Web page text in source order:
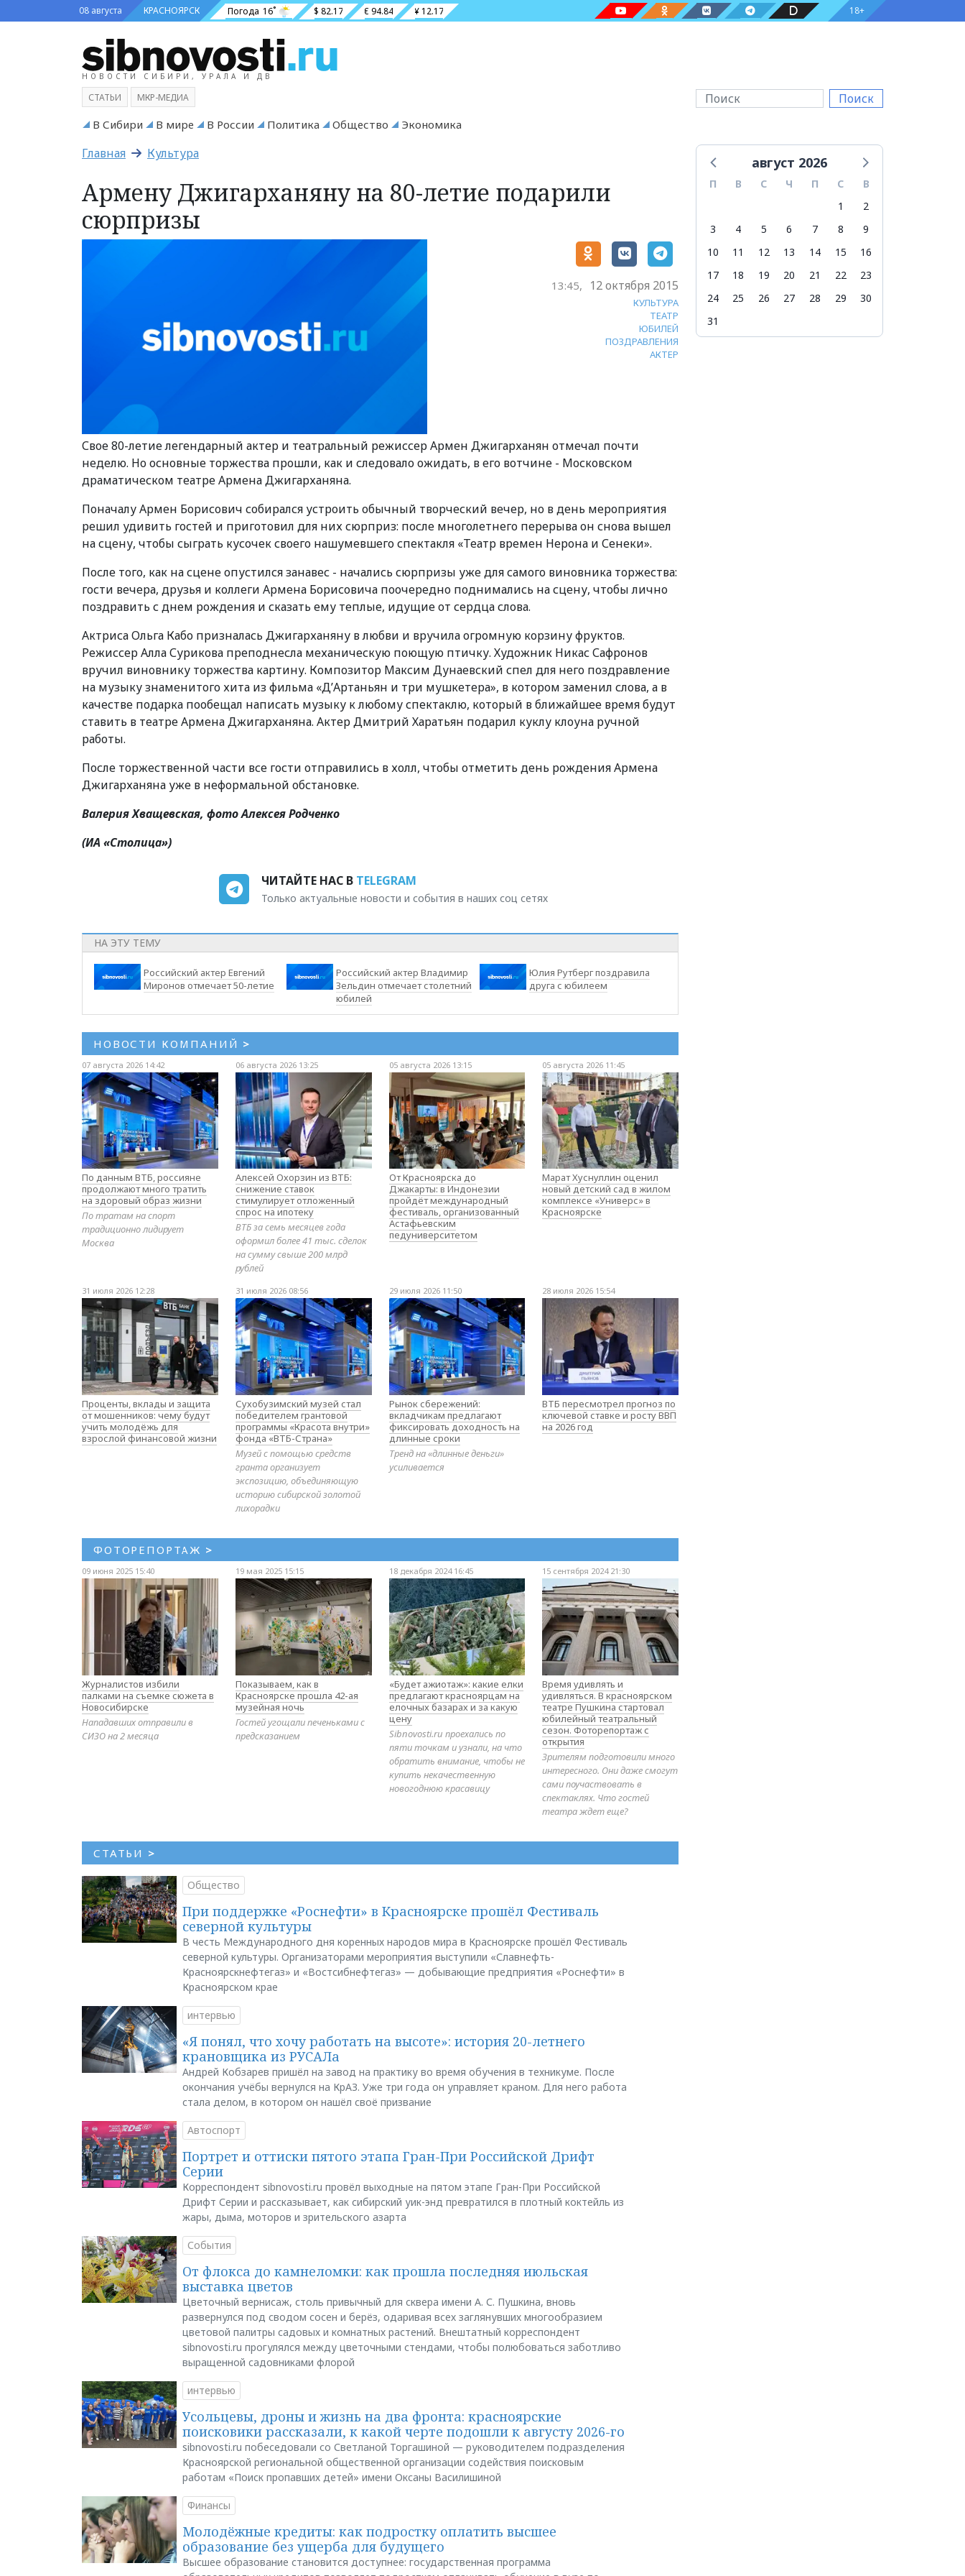
08 августа КРАСНОЯРСК Погода 16˚ $ 82.17 € 94.84 ¥ 12.17 18+
НОВОСТИ СИБИРИ, УРАЛА И ДВ
Поиск
СТАТЬИ МКР-МЕДИА
В Сибири В мире В России Политика Общество Экономика
Главная Культура
Армену Джигарханяну на 80-летие подарили
сюрпризы
13:45, 12 октября 2015
КУЛЬТУРА
ТЕАТР
ЮБИЛЕЙ
ПОЗДРАВЛЕНИЯ
АКТЕР
Свое 80-летие легендарный актер и театральный режиссер Армен Джигарханян отмечал почти
неделю. Но основные торжества прошли, как и следовало ожидать, в его вотчине - Московском
драматическом театре Армена Джигарханяна.
Поначалу Армен Борисович собирался устроить обычный творческий вечер, но в день мероприятия
решил удивить гостей и приготовил для них сюрприз: после многолетнего перерыва он снова вышел
на сцену, чтобы сыграть кусочек своего нашумевшего спектакля «Театр времен Нерона и Сенеки».
После того, как на сцене опустился занавес - начались сюрпризы уже для самого виновника торжества:
гости вечера, друзья и коллеги Армена Борисовича поочередно поднимались на сцену, чтобы лично
поздравить с днем рождения и сказать ему теплые, идущие от сердца слова.
Актриса Ольга Кабо призналась Джигарханяну в любви и вручила огромную корзину фруктов.
Режиссер Алла Сурикова преподнесла механическую поющую птичку. Художник Никас Сафронов
вручил виновнику торжества картину. Композитор Максим Дунаевский спел для него поздравление
на музыку знаменитого хита из фильма «Д’Артаньян и три мушкетера», в котором заменил слова, а в
качестве подарка пообещал написать музыку к любому спектаклю, который в ближайшее время будут
ставить в театре Армена Джигарханяна. Актер Дмитрий Харатьян подарил куклу клоуна ручной
работы.
После торжественной части все гости отправились в холл, чтобы отметить день рождения Армена
Джигарханяна уже в неформальной обстановке.
Валерия Хващевская, фото Алексея Родченко
(ИА «Столица»)
ЧИТАЙТЕ НАС В TELEGRAM
Только актуальные новости и события в наших соц сетях
НА ЭТУ ТЕМУ
Российский актер Евгений
Миронов отмечает 50-летие
Российский актер Владимир
Зельдин отмечает столетний
юбилей
Юлия Рутберг поздравила
друга с юбилеем
НОВОСТИ КОМПАНИЙ >
07 августа 2026 14:42
По данным ВТБ, россияне
продолжают много тратить
на здоровый образ жизни
По тратам на спорт
традиционно лидирует
Москва
06 августа 2026 13:25
Алексей Охорзин из ВТБ:
снижение ставок
стимулирует отложенный
спрос на ипотеку
ВТБ за семь месяцев года
оформил более 41 тыс. сделок
на сумму свыше 200 млрд
рублей
05 августа 2026 13:15
От Красноярска до
Джакарты: в Индонезии
пройдёт международный
фестиваль, организованный
Астафьевским
педуниверситетом
05 августа 2026 11:45
Марат Хуснуллин оценил
новый детский сад в жилом
комплексе «Универс» в
Красноярске
31 июля 2026 12:28
Проценты, вклады и защита
от мошенников: чему будут
учить молодёжь для
взрослой финансовой жизни
31 июля 2026 08:56
Сухобузимский музей стал
победителем грантовой
программы «Красота внутри»
фонда «ВТБ-Страна»
Музей с помощью средств
гранта организует
экспозицию, объединяющую
историю сибирской золотой
лихорадки
29 июля 2026 11:50
Рынок сбережений:
вкладчикам предлагают
фиксировать доходность на
длинные сроки
Тренд на «длинные деньги»
усиливается
28 июля 2026 15:54
ВТБ пересмотрел прогноз по
ключевой ставке и росту ВВП
на 2026 год
ФОТОРЕПОРТАЖ >
09 июня 2025 15:40
Журналистов избили
палками на съемке сюжета в
Новосибирске
Нападавших отправили в
СИЗО на 2 месяца
19 мая 2025 15:15
Показываем, как в
Красноярске прошла 42-ая
музейная ночь
Гостей угощали печеньками с
предсказанием
18 декабря 2024 16:45
«Будет ажиотаж»: какие елки
предлагают красноярцам на
елочных базарах и за какую
цену
Sibnovosti.ru проехались по
пяти точкам и узнали, на что
обратить внимание, чтобы не
купить некачественную
новогоднюю красавицу
15 сентября 2024 21:30
Время удивлять и
удивляться. В красноярском
театре Пушкина стартовал
юбилейный театральный
сезон. Фоторепортаж с
открытия
Зрителям подготовили много
интересного. Они даже смогут
сами поучаствовать в
спектаклях. Что гостей
театра ждет еще?
СТАТЬИ >
Общество
При поддержке «Роснефти» в Красноярске прошёл Фестиваль
северной культуры
В честь Международного дня коренных народов мира в Красноярске прошёл Фестиваль
северной культуры. Организаторами мероприятия выступили «Славнефть-
Красноярскнефтегаз» и «Востсибнефтегаз» — добывающие предприятия «Роснефти» в
Красноярском крае
интервью
«Я понял, что хочу работать на высоте»: история 20-летнего
крановщика из РУСАЛа
Андрей Кобзарев пришёл на завод на практику во время обучения в техникуме. После
окончания учёбы вернулся на КрАЗ. Уже три года он управляет краном. Для него работа
стала делом, в котором он нашёл своё призвание
Автоспорт
Портрет и оттиски пятого этапа Гран-При Российской Дрифт
Серии
Корреспондент sibnovosti.ru провёл выходные на пятом этапе Гран-При Российской
Дрифт Серии и рассказывает, как сибирский уик-энд превратился в плотный коктейль из
жары, дыма, моторов и зрительского азарта
События
От флокса до камнеломки: как прошла последняя июльская
выставка цветов
Цветочный вернисаж, столь привычный для сквера имени А. С. Пушкина, вновь
развернулся под сводом сосен и берёз, одаривая всех заглянувших многообразием
цветовой палитры садовых и комнатных растений. Внештатный корреспондент
sibnovosti.ru прогулялся между цветочными стендами, чтобы полюбоваться заботливо
выращенной садовниками флорой
интервью
Усольцевы, дроны и жизнь на два фронта: красноярские
поисковики рассказали, к какой черте подошли к августу 2026-го
sibnovosti.ru побеседовали со Светланой Торгашиной — руководителем подразделения
Красноярской региональной общественной организации содействия поисковым
работам «Поиск пропавших детей» имени Оксаны Василишиной
Финансы
Молодёжные кредиты: как подростку оплатить высшее
образование без ущерба для будущего
Высшее образование становится доступнее: государственная программа
август 2026
П В С Ч П С
В
1
2
3
4 5 6 7 8
9
10
11 12 13 14 15
16
17
18 19 20 21 22
23
24
25 26 27 28 29
30
31